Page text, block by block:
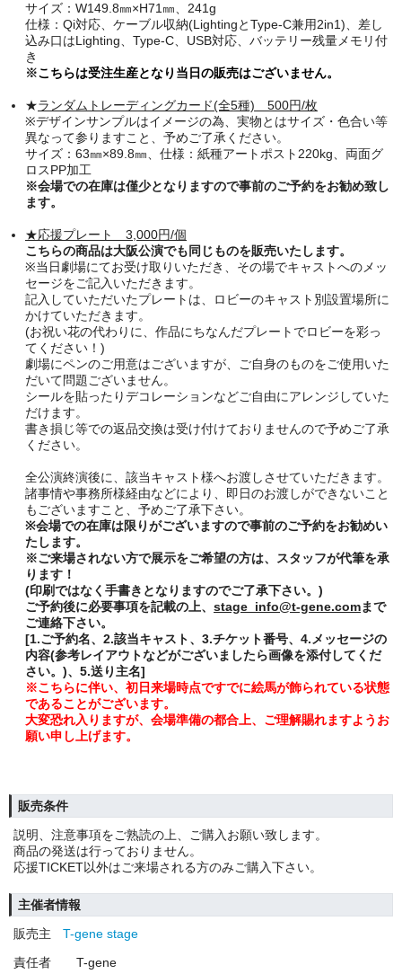
サイズ：W149.8㎜×H71㎜、241g
仕様：Qi対応、ケーブル収納(LightingとType-C兼用2in1)、差し
込み口はLighting、Type-C、USB対応、バッテリー残量メモリ付
き
※こちらは受注生産となり当日の販売はございません。
★ランダムトレーディングカード(全5種)
500円/枚
※デザインサンプルはイメージの為、実物とはサイズ・色合い等
異なって参りますこと、予めご了承ください。
サイズ：63㎜×89.8㎜、仕様：紙種アートポスト220kg、両面グ
ロスPP加工
※会場での在庫は僅少となりますので事前のご予約をお勧め致し
ます。
★応援プレート 3,000円/個
こちらの商品は大阪公演でも同じものを販売いたします。
※当日劇場にてお受け取りいただき、その場でキャストへのメッ
セージをご記入いただきます。
記入していただいたプレートは、ロビーのキャスト別設置場所に
かけていただきます。
(お祝い花の代わりに、作品にちなんだプレートでロビーを彩っ
てください！)
劇場にペンのご用意はございますが、ご自身のものをご使用いた
だいて問題ございません。
シールを貼ったりデコレーションなどご自由にアレンジしていた
だけます。
書き損じ等での返品交換は受け付けておりませんので予めご了承
ください。
全公演終演後に、該当キャスト様へお渡しさせていただきます。
諸事情や事務所様経由などにより、即日のお渡しができないこと
もございますこと、予めご了承下さい。
※会場での在庫は限りがございますので事前のご予約をお勧めい
たします。
※ご来場されない方で展示をご希望の方は、スタッフが代筆を承
ります！
(印刷ではなく手書きとなりますのでご了承下さい。)
ご予約後に必要事項を記載の上、 stage_info@t-gene.comまで
ご連絡下さい。
[1.ご予約名、2.該当キャスト、3.チケット番号、4.メッセージの
内容(参考レイアウトなどがございましたら画像を添付してくだ
さい。)、5.送り主名]
※こちらに伴い、初日来場時点ですでに絵馬が飾られている状態
であることがございます。
大変恐れ入りますが、会場準備の都合上、ご理解賜れますようお
願い申し上げます。
販売条件
説明、注意事項をご熟読の上、ご購入お願い致します。
商品の発送は行っておりません。
応援TICKET以外はご来場される方のみご購入下さい。
主催者情報
販売主
T-gene stage
責任者
T-gene